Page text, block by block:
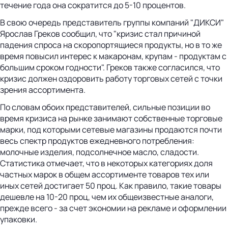
течение года она сократится до 5-10 процентов.
В свою очередь представитель группы компаний "ДИКСИ"
Ярослав Греков сообщил, что "кризис стал причиной
падения спроса на скоропортящиеся продукты, но в то же
время повысил интерес к макаронам, крупам - продуктам с
большим сроком годности". Греков также согласился, что
кризис должен оздоровить работу торговых сетей с точки
зрения ассортимента.
По словам обоих представителей, сильные позиции во
время кризиса на рынке занимают собственные торговые
марки, под которыми сетевые магазины продаются почти
весь спектр продуктов ежедневного потребления:
молочные изделия, подсолнечное масло, сладости.
Статистика отмечает, что в некоторых категориях доля
частных марок в общем ассортименте товаров тех или
иных сетей достигает 50 проц. Как правило, такие товары
дешевле на 10-20 проц, чем их общеизвестные аналоги,
прежде всего - за счет экономии на рекламе и оформлении
упаковки.